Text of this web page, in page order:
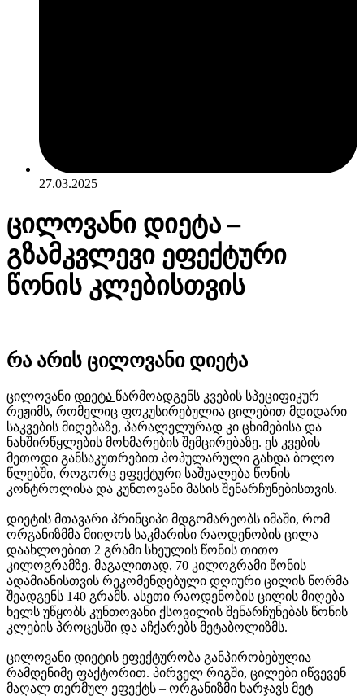
27.03.2025
ცილოვანი დიეტა –
გზამკვლევი ეფექტური
წონის კლებისთვის
რა არის ცილოვანი დიეტა
ცილოვანი დიეტა წარმოადგენს კვების სპეციფიკურ
რეჟიმს, რომელიც ფოკუსირებულია ცილებით მდიდარი
საკვების მიღებაზე, პარალელურად კი ცხიმებისა და
ნახშირწყლების მოხმარების შემცირებაზე. ეს კვების
მეთოდი განსაკუთრებით პოპულარული გახდა ბოლო
წლებში, როგორც ეფექტური საშუალება წონის
კონტროლისა და კუნთოვანი მასის შენარჩუნებისთვის.
დიეტის მთავარი პრინციპი მდგომარეობს იმაში, რომ
ორგანიზმმა მიიღოს საკმარისი რაოდენობის ცილა –
დაახლოებით 2 გრამი სხეულის წონის თითო
კილოგრამზე. მაგალითად, 70 კილოგრამი წონის
ადამიანისთვის რეკომენდებული დღიური ცილის ნორმა
შეადგენს 140 გრამს. ასეთი რაოდენობის ცილის მიღება
ხელს უწყობს კუნთოვანი ქსოვილის შენარჩუნებას წონის
კლების პროცესში და აჩქარებს მეტაბოლიზმს.
ცილოვანი დიეტის ეფექტურობა განპირობებულია
რამდენიმე ფაქტორით. პირველ რიგში, ცილები იწვევენ
მაღალ თერმულ ეფექტს – ორგანიზმი ხარჯავს მეტ